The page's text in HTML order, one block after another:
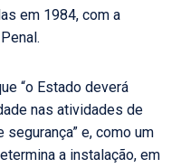
em 1984, com a
“o Estado deverá
nas atividades de
e, como um
a instalação, em